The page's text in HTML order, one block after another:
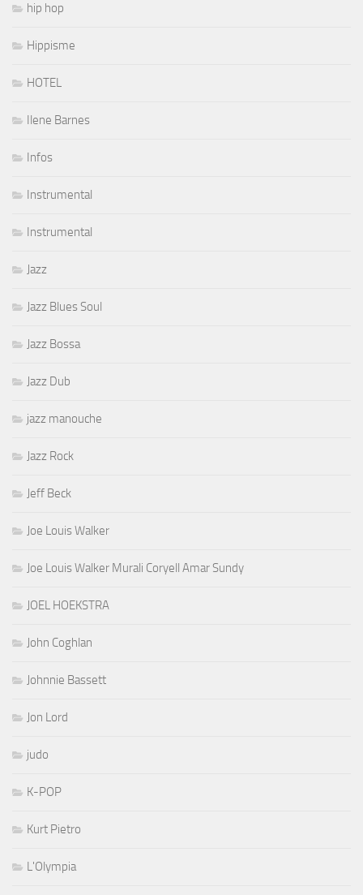
hip hop
Hippisme
HOTEL
Ilene Barnes
Infos
Instrumental
Instrumental
Jazz
Jazz Blues Soul
Jazz Bossa
Jazz Dub
jazz manouche
Jazz Rock
Jeff Beck
Joe Louis Walker
Joe Louis Walker Murali Coryell Amar Sundy
JOEL HOEKSTRA
John Coghlan
Johnnie Bassett
Jon Lord
judo
K-POP
Kurt Pietro
L'Olympia